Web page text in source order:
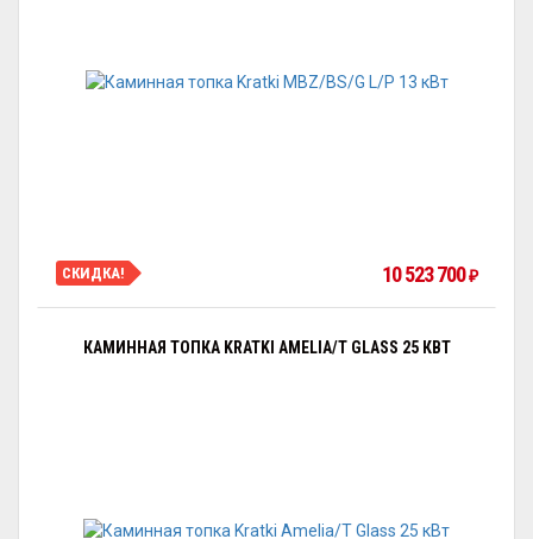
СКИДКА! 10 523 700 ₽
КАМИННАЯ ТОПКА KRATKI AMELIA/T GLASS 25 КВТ